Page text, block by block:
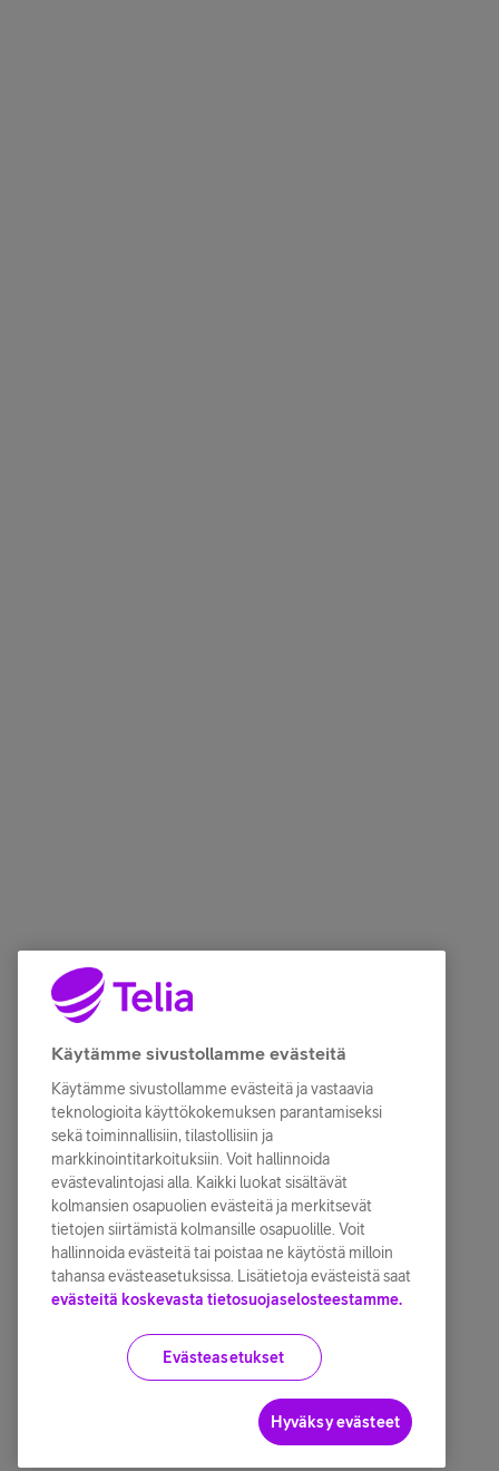
Käytämme sivustollamme evästeitä
Käytämme sivustollamme evästeitä ja vastaavia
teknologioita käyttökokemuksen parantamiseksi
sekä toiminnallisiin, tilastollisiin ja
markkinointitarkoituksiin. Voit hallinnoida
evästevalintojasi alla. Kaikki luokat sisältävät
kolmansien osapuolien evästeitä ja merkitsevät
tietojen siirtämistä kolmansille osapuolille. Voit
hallinnoida evästeitä tai poistaa ne käytöstä milloin
tahansa evästeasetuksissa. Lisätietoja evästeistä saat
evästeitä koskevasta tietosuojaselosteestamme.
Evästeasetukset
Hyväksy evästeet